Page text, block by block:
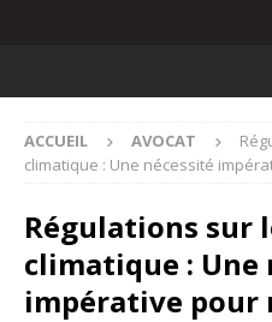
ACCUEIL AVOCAT
climatique : Une nécessité
Régulations sur
climatique : Une
impérative pour